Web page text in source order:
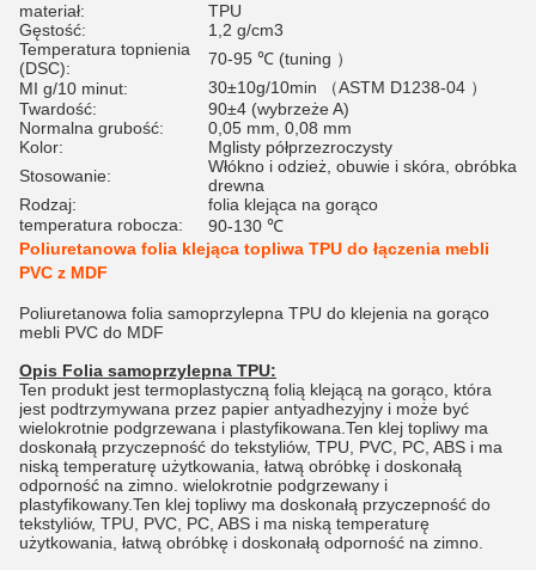
materiał:
TPU
Gęstość:
1,2 g/cm3
Temperatura topnienia
(DSC):
70-95 ℃ (tuning ）
MI g/10 minut:
30±10g/10min （ASTM D1238-04 ）
Twardość:
90±4 (wybrzeże A)
Normalna grubość:
0,05 mm, 0,08 mm
Kolor:
Mglisty półprzezroczysty
Stosowanie:
Włókno i odzież, obuwie i skóra, obróbka
drewna
Rodzaj:
folia klejąca na gorąco
temperatura robocza:
90-130 ℃
Poliuretanowa folia klejąca topliwa TPU do łączenia mebli
PVC z MDF
Poliuretanowa folia samoprzylepna TPU do klejenia na gorąco
mebli PVC do MDF
Opis Folia samoprzylepna TPU:
Ten produkt jest termoplastyczną folią klejącą na gorąco, która
jest podtrzymywana przez papier antyadhezyjny i może być
wielokrotnie podgrzewana i plastyfikowana.Ten klej topliwy ma
doskonałą przyczepność do tekstyliów, TPU, PVC, PC, ABS i ma
niską temperaturę użytkowania, łatwą obróbkę i doskonałą
odporność na zimno. wielokrotnie podgrzewany i
plastyfikowany.Ten klej topliwy ma doskonałą przyczepność do
tekstyliów, TPU, PVC, PC, ABS i ma niską temperaturę
użytkowania, łatwą obróbkę i doskonałą odporność na zimno.